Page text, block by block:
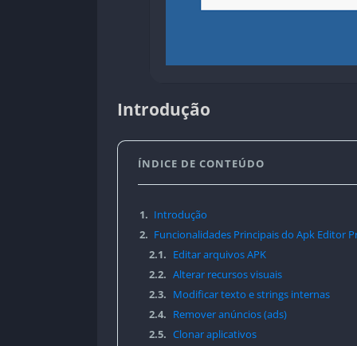
Introdução
ÍNDICE DE CONTEÚDO
1. Introdução
2. Funcionalidades Principais do Apk Editor
2.1. Editar arquivos APK
2.2. Alterar recursos visuais
2.3. Modificar texto e strings internas
2.4. Remover anúncios (ads)
2.5. Clonar aplicativos